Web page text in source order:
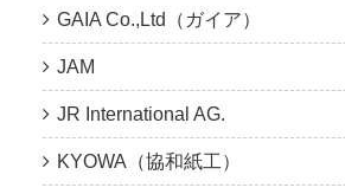
GAIA Co.,Ltd（ガイア）
JAM
JR International AG.
KYOWA（協和紙工）